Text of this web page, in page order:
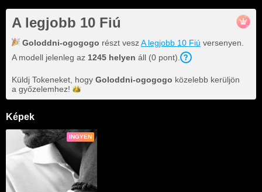
A legjobb 10 Fiú
Goloddni-ogogogo részt veszA legjobb 10 Fiú versenyen.
A modell jelenleg az 1245 helyen áll (0 pont).
Küldj Tokeneket, hogy Goloddni-ogogogo közelebb kerüljön
a győzelemhez!
Képek
INGYEN